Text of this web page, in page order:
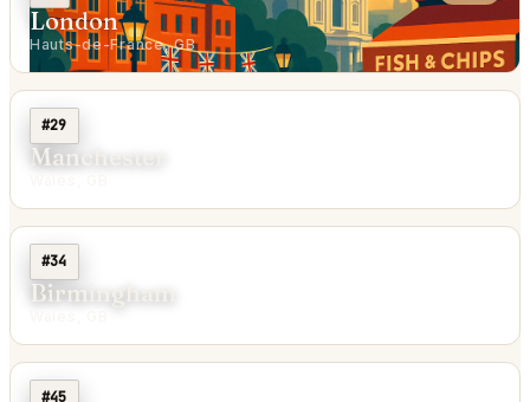
London
Hauts-de-France, GB
#29
Manchester
#34
Birmingham
#45